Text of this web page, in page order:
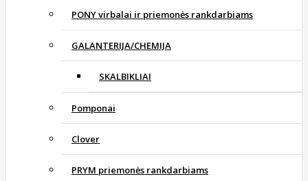
PONY virbalai ir priemonės rankdarbiams
GALANTERIJA/CHEMIJA
SKALBIKLIAI
Pomponai
Clover
PRYM priemonės rankdarbiams